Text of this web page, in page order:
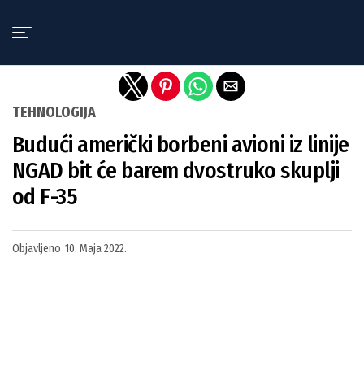
TEHNOLOGIJA
Budući američki borbeni avioni iz linije
NGAD bit će barem dvostruko skuplji
od F-35
Objavljeno 10. Maja 2022.